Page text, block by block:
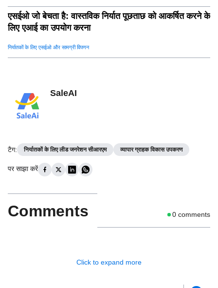
एसईओ जो बेचता है: वास्तविक निर्यात पूछताछ को आकर्षित करने के
लिए एआई का उपयोग करना
निर्यातकों के लिए एसईओ और सामग्री विपणन
SaleAI
टैग: निर्यातकों के लिए लीड जनरेशन सीआरएम व्यापार ग्राहक विकास उपकरण
पर साझा करें
Comments 0 comments
Click to expand more